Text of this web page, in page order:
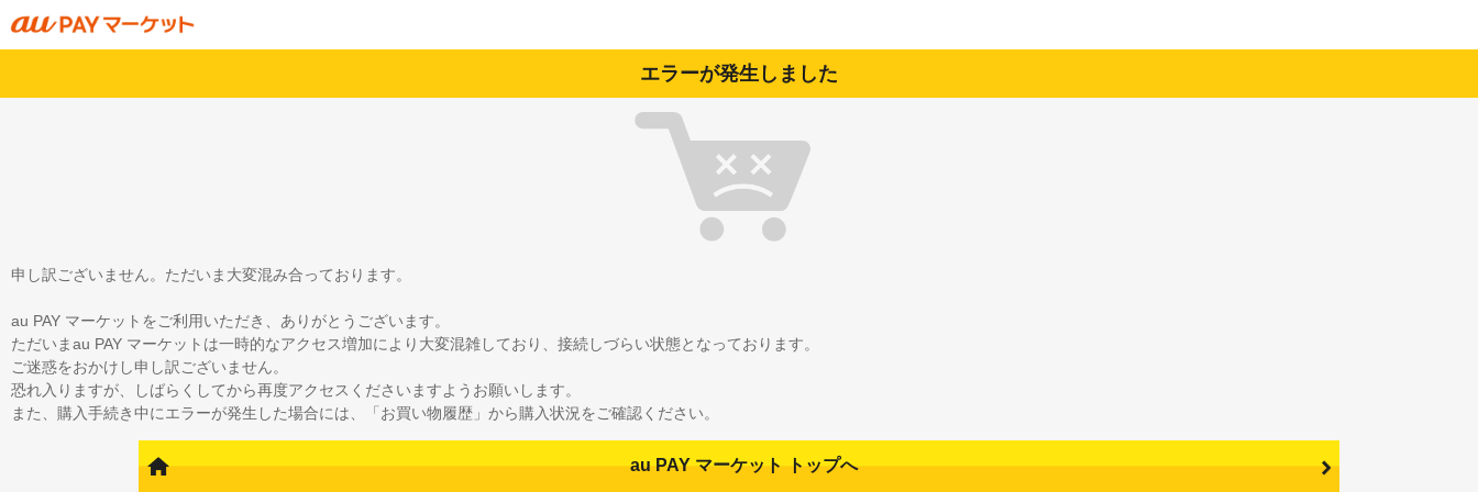
エラーが発生しました
申し訳ございません。ただいま大変混み合っております。
au PAY マーケットをご利用いただき、ありがとうございます。
ただいまau PAY マーケットは一時的なアクセス増加により大変混雑しており、接続しづらい状態となっております。
ご迷惑をおかけし申し訳ございません。
恐れ入りますが、しばらくしてから再度アクセスくださいますようお願いします。
また、購入手続き中にエラーが発生した場合には、「お買い物履歴」から購入状況をご確認ください。
au PAY マーケット トップへ